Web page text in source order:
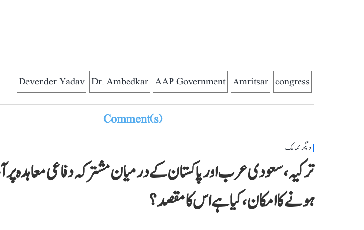
congress
Amritsar
AAP Government
Dr. Ambedkar
Devender Yadav
Comment(s)
دیگر ممالک
ترکیہ، سعودی عرب اور پاکستان کے درمیان مشترکہ دفاعی معاہدہ
ہونے کا امکان، کیا ہے اس کا مقصد؟